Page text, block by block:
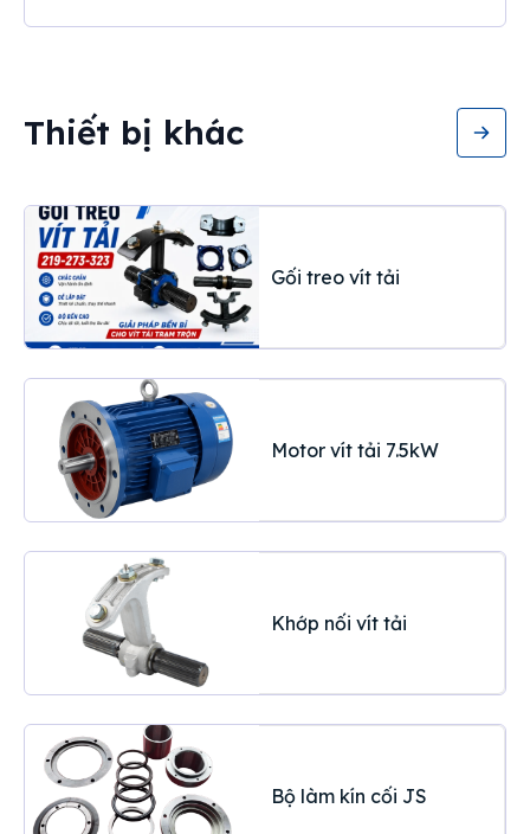
Thiết bị khác
Gối treo vít tải
Motor vít tải 7.5kW
Khớp nối vít tải
Bộ làm kín cối JS